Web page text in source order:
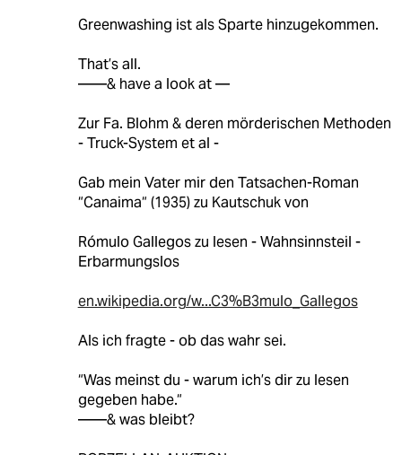
Greenwashing ist als Sparte hinzugekommen.
That’s all.
——& have a look at —
Zur Fa. Blohm & deren mörderischen Methoden
- Truck-System et al -
Gab mein Vater mir den Tatsachen-Roman
“Canaima“ (1935) zu Kautschuk von
Rómulo Gallegos zu lesen - Wahnsinnsteil -
Erbarmungslos
en.wikipedia.org/w...C3%B3mulo_Gallegos
Als ich fragte - ob das wahr sei.
“Was meinst du - warum ich’s dir zu lesen
gegeben habe.“
——& was bleibt?